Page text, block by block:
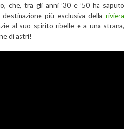
che, tra gli anni ’30 e ’50 ha saputo
più esclusiva della riviera
al suo spirito ribelle e a una strana,
di astri!